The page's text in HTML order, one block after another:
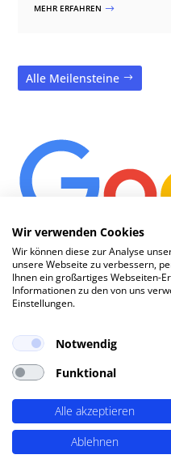
MEHR ERFAHREN $
Alle Meilensteine
Wie
SEO-Agentur
PERIMETRIK® hat eine
Methode entwickelt, die
abdeckt: Recherche und
Optimierung,
Wir verwenden Cookies
Wir können diese zur Analyse
unsere Webseite zu verbessern,
Ihnen ein großartiges Webseiten-
Informationen zu den von uns
Einstellungen.
Notwendig
Funktional
Alle akzeptieren
Ablehnen